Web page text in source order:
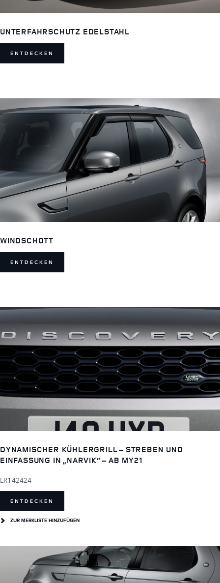
UNTERFAHRSCHUTZ EDELSTAHL
ENTDECKEN
WINDSCHOTT
ENTDECKEN
DYNAMISCHER KÜHLERGRILL – STREBEN UND
EINFASSUNG IN „NARVIK“ – AB MY21
LR142424
ENTDECKEN
ZUR MERKLISTE HINZUFÜGEN